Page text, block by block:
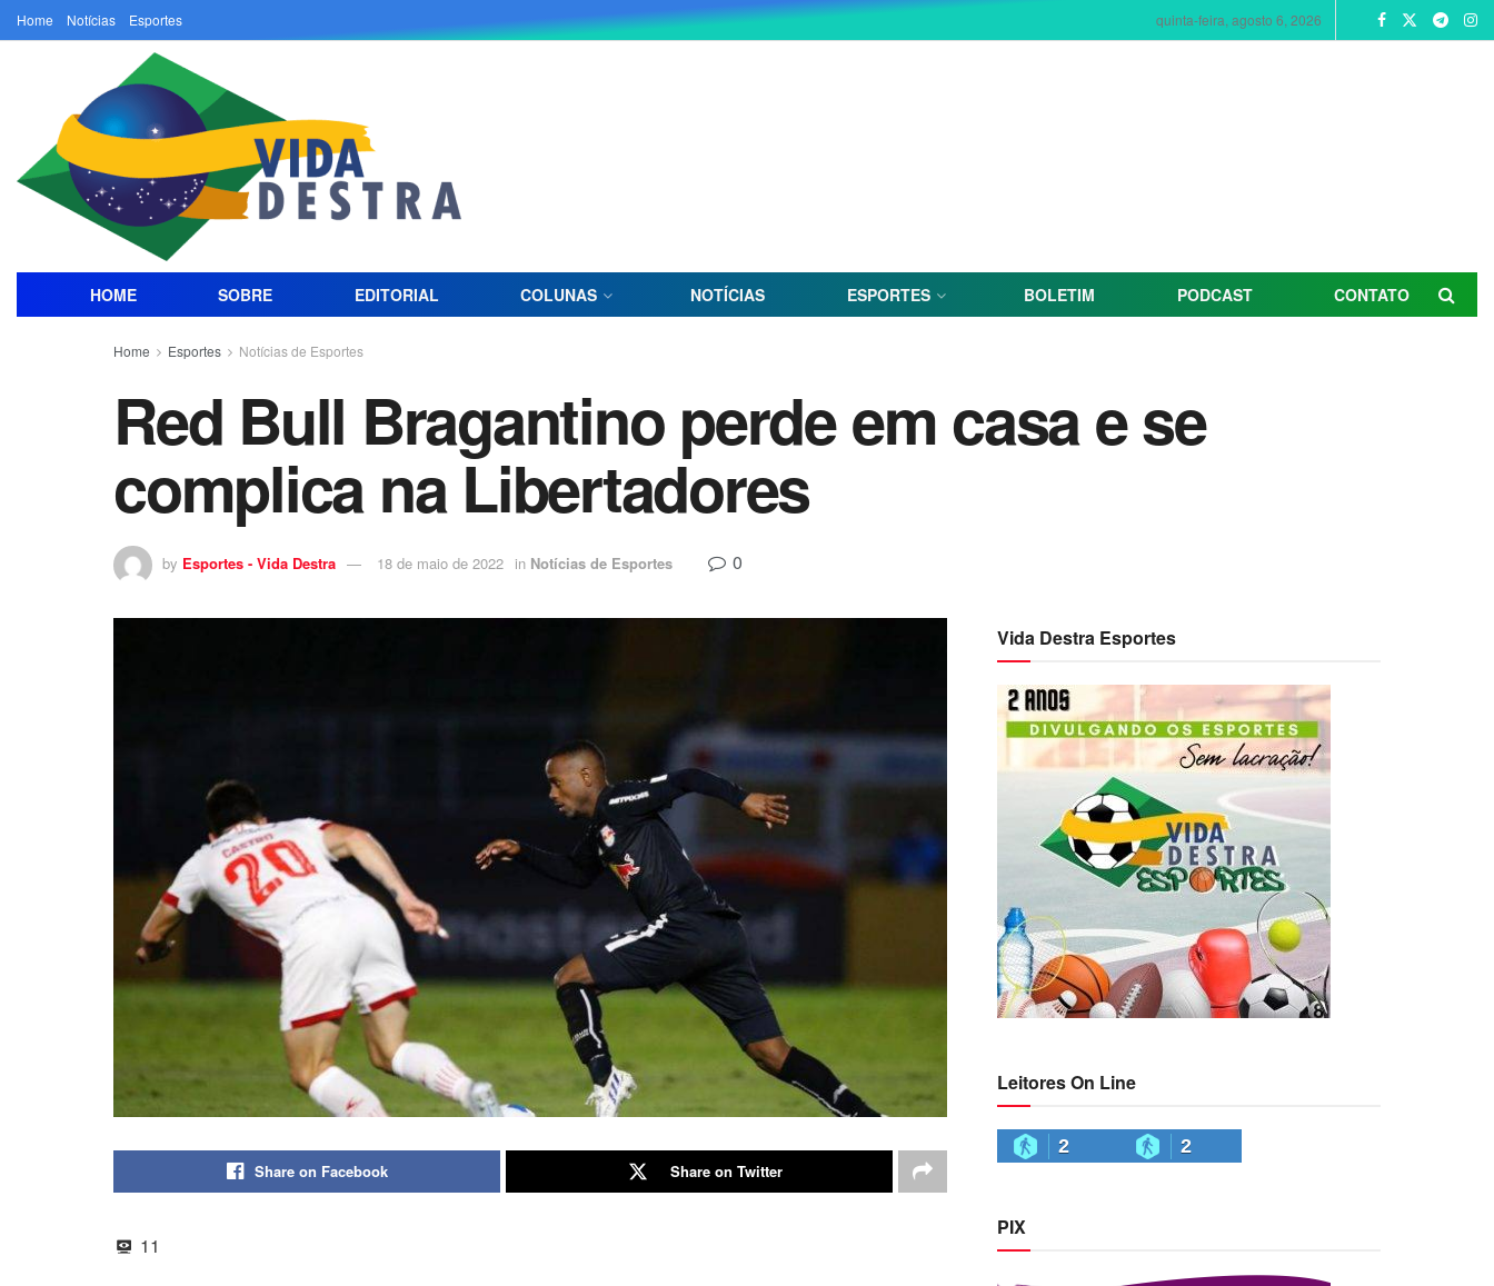
Home Notícias Esportes quinta-feira, agosto 6, 2026
HOME SOBRE EDITORIAL COLUNAS NOTÍCIAS ESPORTES BOLETIM PODCAST CONTATO
Home Esportes Notícias de Esportes
Red Bull Bragantino perde em casa e se
complica na Libertadores
by Esportes - Vida Destra 18 de maio de 2022 in Notícias de Esportes 0
Share on Facebook Share on Twitter
11
Vida Destra Esportes
Leitores On Line
2 2
PIX